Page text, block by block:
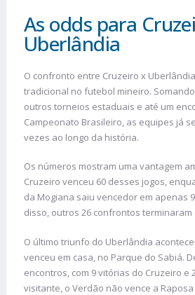
As odds para
Uberlândia
O confronto entre Cruzeiro x
tradicional no futebol mineiro.
outros torneios estaduais e até um
Campeonato Brasileiro, as equipes já
vezes ao longo da história.
Os números mostram uma vantagem
Cruzeiro venceu 60 desses jogos,
da Mogiana saiu vencedor em apenas
disso, outros 26 confrontos terminaram
O último triunfo do Uberlândia
venceu em casa, no Parque do Sabiá.
encontros, com 9 vitórias do Cruzeiro e
visitante, o Verdão não vence a